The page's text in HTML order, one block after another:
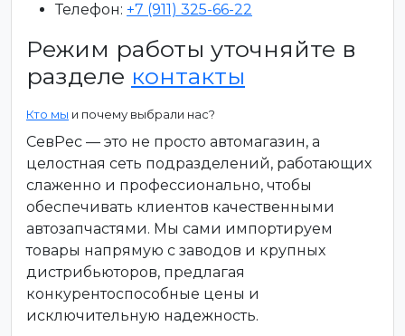
Телефон: +7 (911) 325-66-22
Режим работы уточняйте в
разделе контакты
Кто мы и почему выбрали нас?
СевРес — это не просто автомагазин, а
целостная сеть подразделений, работающих
слаженно и профессионально, чтобы
обеспечивать клиентов качественными
автозапчастями. Мы сами импортируем
товары напрямую с заводов и крупных
дистрибьюторов, предлагая
конкурентоспособные цены и
исключительную надежность.